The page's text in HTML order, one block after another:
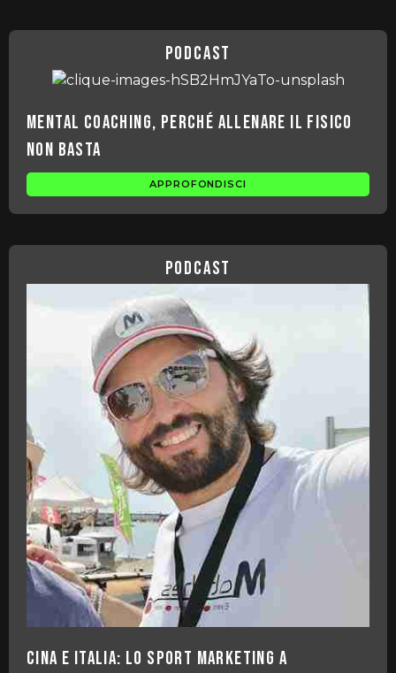
podcast
Mental Coaching, perché allenare il Fisico
non basta
APPROFONDISCI
podcast
Cina e Italia: lo sport marketing a